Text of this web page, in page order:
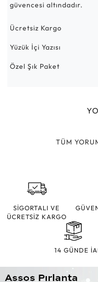
güvencesi altındadır.
Ücretsiz Kargo
Yüzük İçi Yazısı
Özel Şık Paket
TÜM
SİGORTALI VE
ÜCRETSİZ KARGO
14 GÜNDE